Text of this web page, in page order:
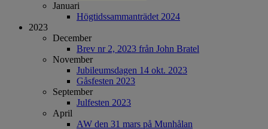
Januari
Högtidssammanträdet 2024
2023
December
Brev nr 2, 2023 från John Bratel
November
Jubileumsdagen 14 okt. 2023
Gåsfesten 2023
September
Julfesten 2023
April
AW den 31 mars på Munhålan